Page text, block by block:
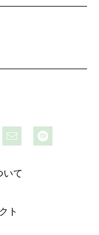
て
ト